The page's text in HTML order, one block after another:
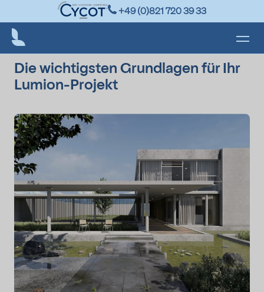
+49 (0)821 720 39 33
Die wichtigsten Grundlagen für Ihr
Lumion-Projekt